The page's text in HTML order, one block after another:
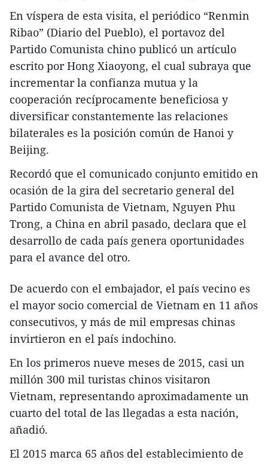
En víspera de esta visita, el periódico “Renmin
Ribao” (Diario del Pueblo), el portavoz del
Partido Comunista chino publicó un artículo
escrito por Hong Xiaoyong, el cual subraya que
incrementar la confianza mutua y la
cooperación recíprocamente beneficiosa y
diversificar constantemente las relaciones
bilaterales es la posición común de Hanoi y
Beijing.
Recordó que el comunicado conjunto emitido en
ocasión de la gira del secretario general del
Partido Comunista de Vietnam, Nguyen Phu
Trong, a China en abril pasado, declara que el
desarrollo de cada país genera oportunidades
para el avance del otro.
De acuerdo con el embajador, el país vecino es
el mayor socio comercial de Vietnam en 11 años
consecutivos, y más de mil empresas chinas
invirtieron en el país indochino.
En los primeros nueve meses de 2015, casi un
millón 300 mil turistas chinos visitaron
Vietnam, representando aproximadamente un
cuarto del total de las llegadas a esta nación,
añadió.
El 2015 marca 65 años del establecimiento de